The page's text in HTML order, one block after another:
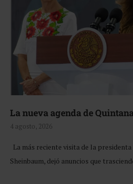
La nueva agenda de
4 agosto, 2026
La más reciente visita de la
Sheinbaum, dejó anuncios que